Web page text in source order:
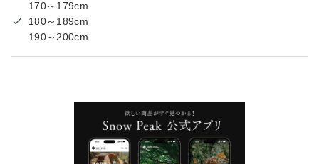
170～179cm
180～189cm
190～200cm